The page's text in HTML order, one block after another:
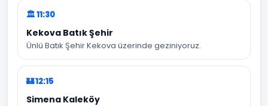
🏛️ 11:30
Kekova Batık Şehir
Ünlü Batık Şehir Kekova üzerinde geziniyoruz.
🏰 12:15
Simena Kaleköy